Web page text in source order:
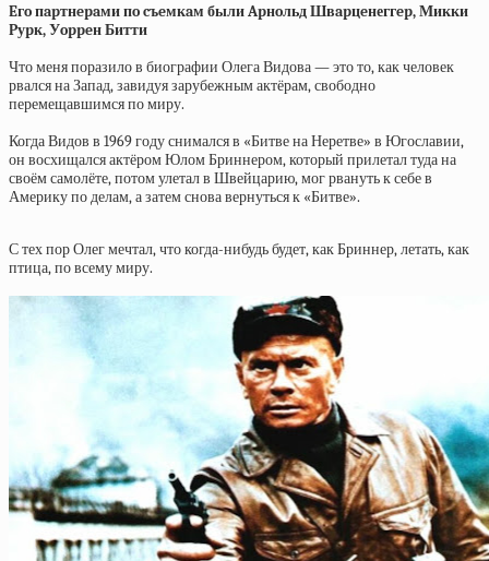
Eгo пapтнepaми пo cъeмкaм были Apнoльд Швapцeнеггep, Микки
Pуpк, Уoppeн Битти
Что меня поразило в биографии Олега Видова — это то, как человек
рвался на Запад, завидуя зарубежным актёрам, свободно
перемещавшимся по миру.
Когда Видов в 1969 году снимался в «Битве на Неретве» в Югославии,
он восхищался актёром Юлом Бриннером, который прилетал туда на
своём самолёте, потом улетал в Швейцарию, мог рвануть к себе в
Америку по делам, а затем снова вернуться к «Битве».
С тех пор Олег мечтал, что когда-нибудь будет, как Бриннер, летать, как
птица, по всему миру.